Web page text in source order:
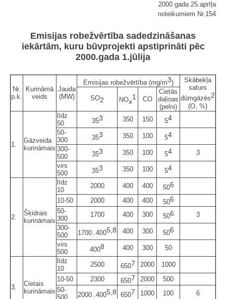
2000.gada 25.aprīļa
noteikumiem Nr.154
Emisijas robežvērtība sadedzināšanas
iekārtām, kuru būvprojekti apstiprināti pēc
2000.gada 1.jūlija
Nr.
p.k.
Kurināmā
veids
Jauda
(MW)
Emisijas robežvērtība (mg/m3)
Skābekļa
saturs
dūmgāzēs2
(O, %)
SO2 NOx
1 CO
Cietās
daļiņas
(pelni)
1.
Gāzveida
kurināmais
līdz
50
353 350 150 54
50-
300
353 350 100 54
300-
500
353 350 100 54
3
virs
500
353 350 100 54
2.
Šķidrais
kurināmais
līdz
10
2000 400 400 506
10-50 2000 400 400 506
50-
300
1700 400 300 506
3
300-
500
1700..4005,8 400 300 506
virs
500
4008 400 300 50
3.
Cietais
kurināmais
līdz
10
2500 6507 2000
1000
10-50
2300 6507 2000
500
50-
500
2000..4005,8 6507 1000 100 6